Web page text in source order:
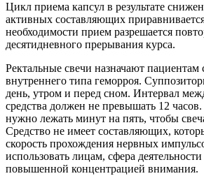
Цикл приема капсул в результате
активных составляющих
необходимости прием разрешается
десятидневного прерывания курса.
Ректальные свечи назначают пациентам
внутреннего типа геморроя.
день, утром и перед сном. Интервал
средства должен не превышать 12
нужно лежать минут на пять, чтобы
Средство не имеет составляющих,
скорость прохождения нервных
использовать лицам, сфера
повышенной концентрацией внимания.